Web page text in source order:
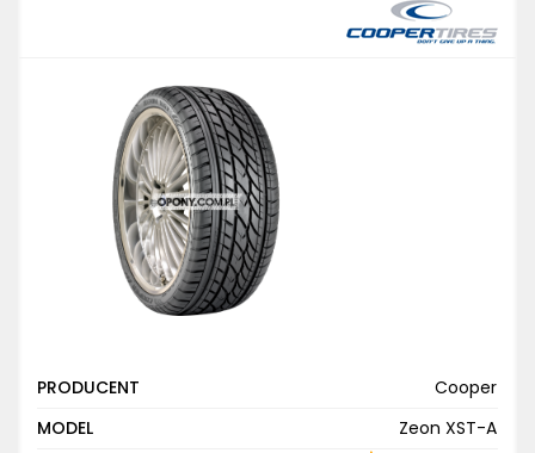
PRODUCENT
Cooper
MODEL
Zeon XST-A